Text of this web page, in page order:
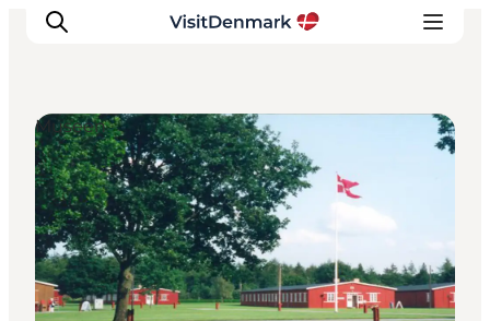
Inspiration
Regionen
Erlebnisse
Unterkünfte
Reiseplanung
Museen